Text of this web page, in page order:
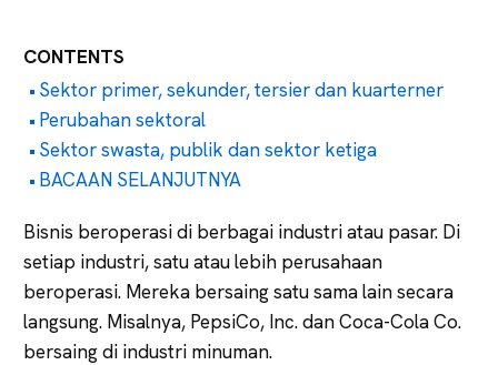
CONTENTS
Sektor primer, sekunder, tersier dan kuarterner
Perubahan sektoral
Sektor swasta, publik dan sektor ketiga
BACAAN SELANJUTNYA
Bisnis beroperasi di berbagai industri atau pasar. Di
setiap industri, satu atau lebih perusahaan
beroperasi. Mereka bersaing satu sama lain secara
langsung. Misalnya, PepsiCo, Inc. dan Coca-Cola Co.
bersaing di industri minuman.